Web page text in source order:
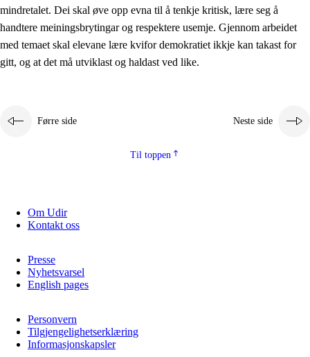
2.5 Tverrfaglege tema
2.5.1 Folkehelse og livsmeistring
2.5.2 Demokrati og medborgarskap
mindretalet. Dei skal øve opp evna til å tenkje kritisk, lære seg å
handtere meiningsbrytingar og respektere usemje. Gjennom arbeidet
med temaet skal elevane lære kvifor demokratiet ikkje kan takast for
gitt, og at det må utviklast og haldast ved like.
Førre side Neste side
Til toppen
Om Udir
Kontakt oss
Presse
Nyhetsvarsel
English pages
Personvern
Tilgjengelighetserklæring
Informasjonskapsler